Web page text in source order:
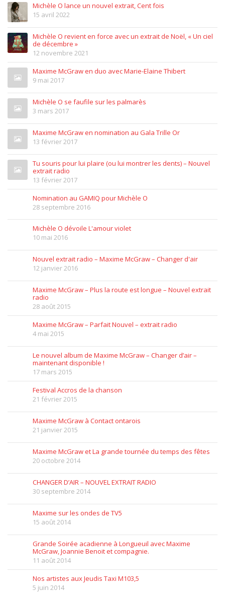
Michèle O lance un nouvel extrait, Cent fois
15 avril 2022
Michèle O revient en force avec un extrait de Noël, « Un ciel
de décembre »
12 novembre 2021
Maxime McGraw en duo avec Marie-Elaine Thibert
9 mai 2017
Michèle O se faufile sur les palmarès
3 mars 2017
Maxime McGraw en nomination au Gala Trille Or
13 février 2017
Tu souris pour lui plaire (ou lui montrer les dents) – Nouvel
extrait radio
13 février 2017
Nomination au GAMIQ pour Michèle O
28 septembre 2016
Michèle O dévoile L'amour violet
10 mai 2016
Nouvel extrait radio – Maxime McGraw – Changer d'air
12 janvier 2016
Maxime McGraw – Plus la route est longue – Nouvel extrait
radio
28 août 2015
Maxime McGraw – Parfait Nouvel – extrait radio
4 mai 2015
Le nouvel album de Maxime McGraw – Changer d’air –
maintenant disponible !
17 mars 2015
Festival Accros de la chanson
21 février 2015
Maxime McGraw à Contact ontarois
21 janvier 2015
Maxime McGraw et La grande tournée du temps des fêtes
20 octobre 2014
CHANGER D’AIR – NOUVEL EXTRAIT RADIO
30 septembre 2014
Maxime sur les ondes de TV5
15 août 2014
Grande Soirée acadienne à Longueuil avec Maxime
McGraw, Joannie Benoit et compagnie.
11 août 2014
Nos artistes aux Jeudis Taxi M103,5
5 juin 2014